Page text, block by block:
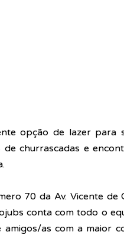
opção de lazer para
churrascadas e
70 da Av. Vicente de
conta com todo o
amigos/as com a maior